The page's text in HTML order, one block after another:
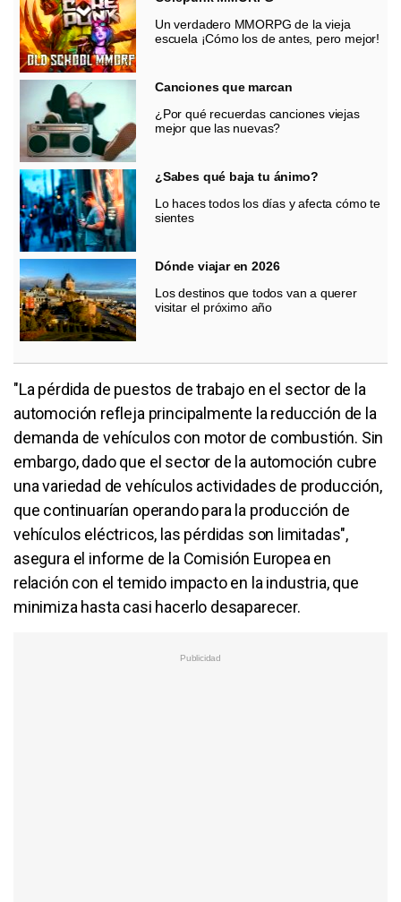
Un verdadero MMORPG de la vieja
escuela ¡Cómo los de antes, pero mejor!
Canciones que marcan
¿Por qué recuerdas canciones viejas
mejor que las nuevas?
¿Sabes qué baja tu ánimo?
Lo haces todos los días y afecta cómo te
sientes
Dónde viajar en 2026
Los destinos que todos van a querer
visitar el próximo año
"La pérdida de puestos de trabajo en el sector de la
automoción refleja principalmente la reducción de la
demanda de vehículos con motor de combustión. Sin
embargo, dado que el sector de la automoción cubre
una variedad de vehículos actividades de producción,
que continuarían operando para la producción de
vehículos eléctricos, las pérdidas son limitadas",
asegura el informe de la Comisión Europea en
relación con el temido impacto en la industria, que
minimiza hasta casi hacerlo desaparecer.